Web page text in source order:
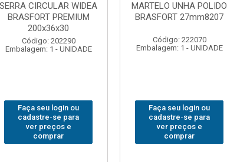
MARTELO UNHA POLIDO
BRASFORT 27mm8207
Código: 222070
Embalagem: 1 - UNIDADE
Faça seu login ou
cadastre-se para
ver preços e
comprar
CHAVE GRIFO BRASFORT
14” 6012
Código: 231967
Embalagem: 1 - UNIDADE
Faça seu login ou
cadastre-se para
ver preços e
comprar